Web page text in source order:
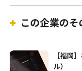
この企業の
【福岡
ル）